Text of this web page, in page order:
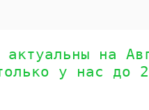
на
у нас до